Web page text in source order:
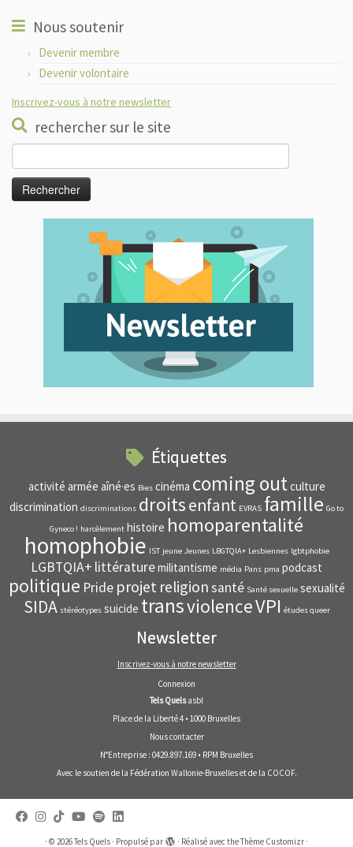
Nous soutenir
Devenir membre
Devenir volontaire
Inscrivez-vous à notre newsletter
rechercher sur le site
Étiquettes
activité armée aîné·es Bies cinéma coming outculture
discrimination discriminations droitsenfant EVRAS famille Go to
Gyneco ! harcèlement histoire homoparentalité
homophobie IST jeune Jeunes LBGTQIA+ Lesbiennes lgbtphobie
LGBTQIA+ littératuremilitantisme média Pans pma podcast
politique Pride projet religionsanté Santé sexuelle sexualité
SIDA stéréotypes suicide transviolenceVPI études queer
Newsletter
Inscrivez-vous à notre newsletter
Connexion
Tels Quelsasbl
Place de la Liberté 4 • 1000 Bruxelles
Nous contacter
N°Entreprise : 0429.897.169 • RPM Bruxelles
Avec le soutien de la Fédération Wallonie-Bruxelleset de la COCOF.
· © 2026Tels Quels · Propulsé par · Réalisé avec theThème Customizr ·